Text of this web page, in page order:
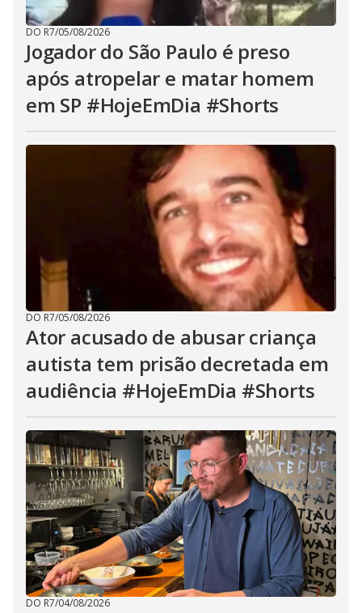
DO R7/05/08/2026
Jogador do São Paulo é preso
após atropelar e matar homem
em SP #HojeEmDia #Shorts
DO R7/05/08/2026
Ator acusado de abusar criança
autista tem prisão decretada em
audiência #HojeEmDia #Shorts
DO R7/04/08/2026